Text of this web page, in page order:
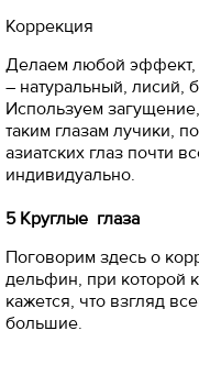
Коррекция
Делаем любой эффект,
– натуральный, лисий,
Используем
таким глазам лучики,
азиатских глаз почти
индивидуально.
5 Круглые глаза
Поговорим здесь о
дельфин, при которой
кажется, что взгляд
большие.